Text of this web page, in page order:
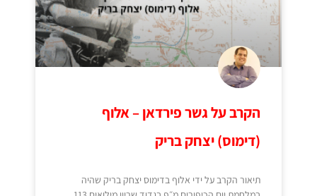
הקרב על גשר פירדאן – אלוף
(דימוס) יצחק בריק
תיאור הקרב על ידי אלוף בדימוס יצחק בריק שהיה